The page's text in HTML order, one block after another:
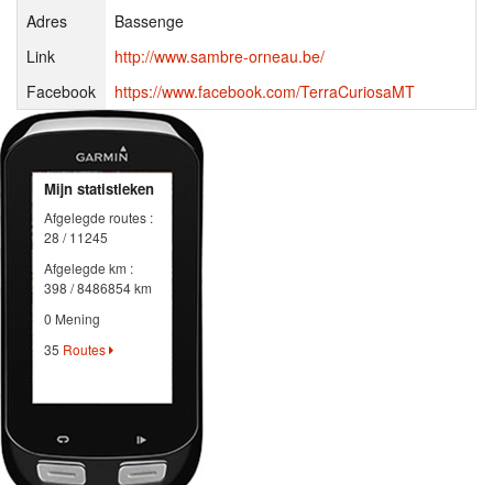
Adres
Bassenge
Link
http://www.sambre-orneau.be/
Facebook
https://www.facebook.com/TerraCuriosaMT
Mijn statistieken
Afgelegde routes :
28 / 11245
Afgelegde km :
398 / 8486854 km
0 Mening
35 Routes